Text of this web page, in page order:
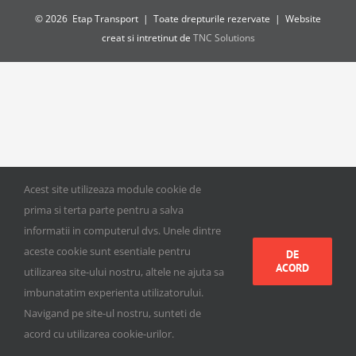
©2026 Etap Transport | Toate drepturile rezervate | Website
creat si intretinut de TNC Solutions
Acest site utilizeaza module cookie de
prima si terta parte pentru a salva
informatii in computerul dvs. Unele dintre
aceste cookie sunt esentiale pentru
utilizarea site-ului nostru, altele ne ajuta sa
imbunatatim experienta utilizatorului.
Navigand pe site-ul nostru, sunteti de
acord cu utilizarea cookie-urilor.
DE
ACORD